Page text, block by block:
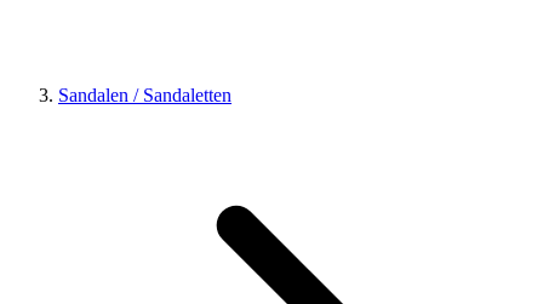
Sandalen / Sandaletten